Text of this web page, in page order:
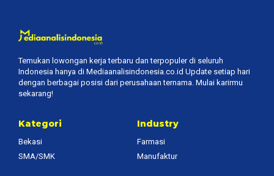
Temukan lowongan kerja terbaru dan terpopuler di seluruh
Indonesia hanya di Mediaanalisindonesia.co.id Update setiap hari
dengan berbagai posisi dari perusahaan ternama. Mulai karirmu
sekarang!
Kategori
Bekasi
SMA/SMK
Industry
Farmasi
Manufaktur